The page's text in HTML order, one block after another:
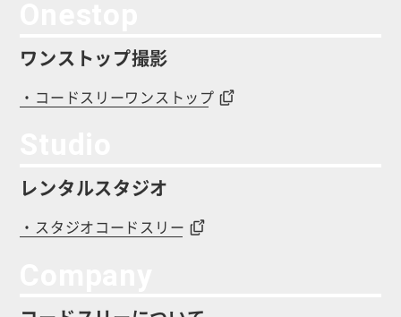
ワンストップ撮影
・コードスリーワンストップ
レンタルスタジオ
・スタジオコードスリー